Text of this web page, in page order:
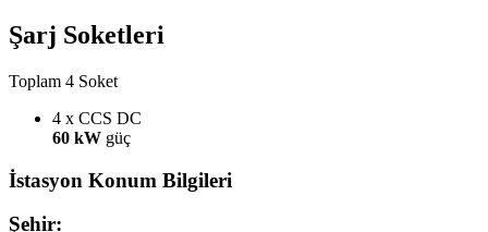
Şarj Soketleri
Toplam 4 Soket
4 x CCS DC
60 kW güç
İstasyon Konum Bilgileri
Şehir: